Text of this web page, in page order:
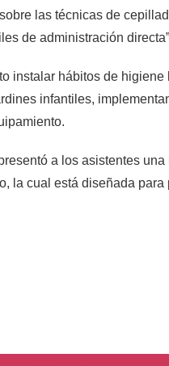
las técnicas de
de administración
instalar hábitos de
infantiles,
a los asistentes
la cual está diseñada para